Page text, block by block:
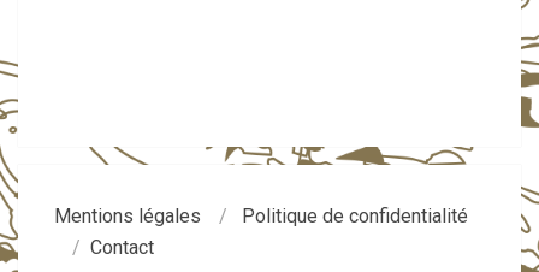
Mentions légales
Politique de confidentialité
Contact